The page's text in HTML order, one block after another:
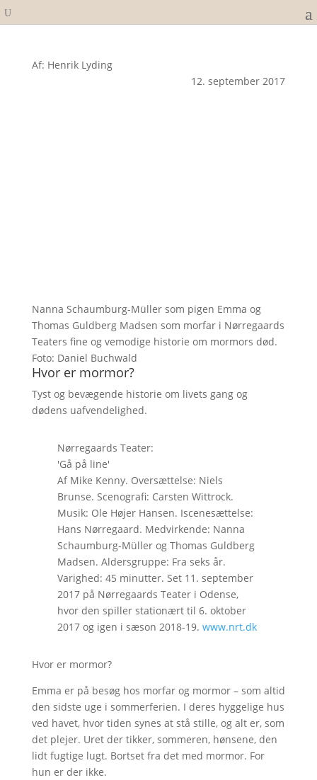
Af: Henrik Lyding
12. september 2017
Nanna Schaumburg-Müller som pigen Emma og
Thomas Guldberg Madsen som morfar i Nørregaards
Teaters fine og vemodige historie om mormors død.
Foto: Daniel Buchwald
Hvor er mormor?
Tyst og bevægende historie om livets gang og
dødens uafvendelighed.
Nørregaards Teater:
'Gå på line'
Af Mike Kenny. Oversættelse: Niels
Brunse. Scenografi: Carsten Wittrock.
Musik: Ole Højer Hansen. Iscenesættelse:
Hans Nørregaard. Medvirkende: Nanna
Schaumburg-Müller og Thomas Guldberg
Madsen. Aldersgruppe: Fra seks år.
Varighed: 45 minutter. Set 11. september
2017 på Nørregaards Teater i Odense,
hvor den spiller stationært til 6. oktober
2017 og igen i sæson 2018-19. www.nrt.dk
Hvor er mormor?
Emma er på besøg hos morfar og mormor – som altid
den sidste uge i sommerferien. I deres hyggelige hus
ved havet, hvor tiden synes at stå stille, og alt er, som
det plejer. Uret der tikker, sommeren, hønsene, den
lidt fugtige lugt. Bortset fra det med mormor. For
hun er der ikke.